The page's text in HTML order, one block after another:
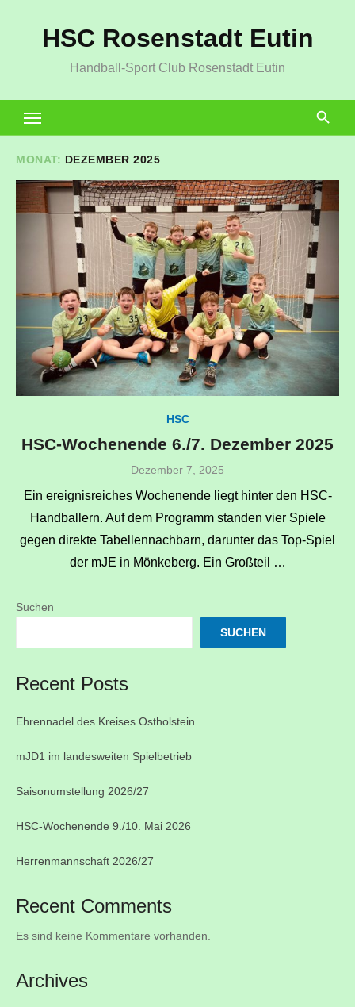
HSC Rosenstadt Eutin
Handball-Sport Club Rosenstadt Eutin
MONAT: DEZEMBER 2025
HSC
HSC-Wochenende 6./7. Dezember 2025
Veröffentlicht
Dezember 7, 2025
Ein ereignisreiches Wochenende liegt hinter den HSC-
Handballern. Auf dem Programm standen vier Spiele
gegen direkte Tabellennachbarn, darunter das Top-Spiel
der mJE in Mönkeberg. Ein Großteil …
Suchen
SUCHEN
Recent Posts
Ehrennadel des Kreises Ostholstein
mJD1 im landesweiten Spielbetrieb
Saisonumstellung 2026/27
HSC-Wochenende 9./10. Mai 2026
Herrenmannschaft 2026/27
Recent Comments
Es sind keine Kommentare vorhanden.
Archives